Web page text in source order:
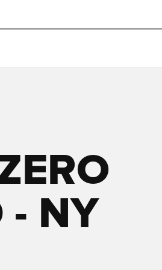
- NY